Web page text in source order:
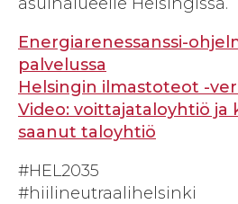
Energiarenessanssi-
palvelussa
Helsingin ilmastoteot -
Video: voittajataloyhtiö ja
saanut taloyhtiö
#HEL2035
#hiilineutraalihelsinki